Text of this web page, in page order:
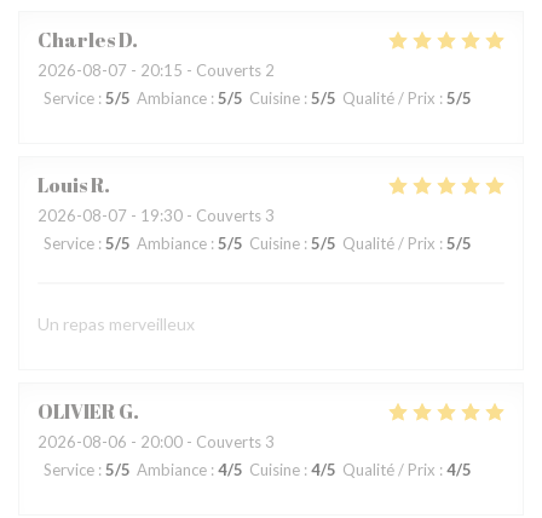
CharlesD
2026-08-07 - 20:15 - Couverts 2
Service : 5/5 Ambiance : 5/5 Cuisine : 5/5 Qualité / Prix : 5/5
LouisR
2026-08-07 - 19:30 - Couverts 3
Service : 5/5 Ambiance : 5/5 Cuisine : 5/5 Qualité / Prix : 5/5
Un repas merveilleux
OLIVIERG
2026-08-06 - 20:00 - Couverts 3
Service : 5/5 Ambiance : 4/5 Cuisine : 4/5 Qualité / Prix : 4/5